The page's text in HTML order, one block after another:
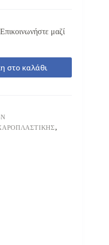
μαζί
στο καλάθι
,